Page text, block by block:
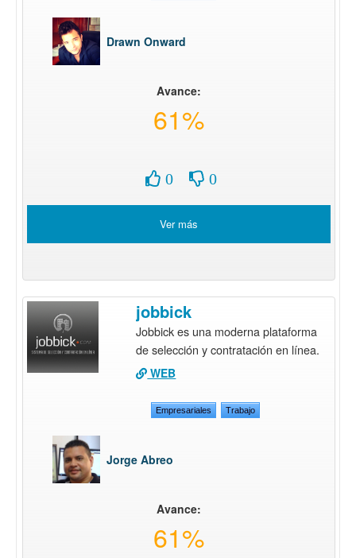
Drawn Onward
Avance:
61%
0 0
Ver más
jobbick
Jobbick es una moderna plataforma
de selección y contratación en línea.
WEB
Empresariales Trabajo
Jorge Abreo
Avance:
61%